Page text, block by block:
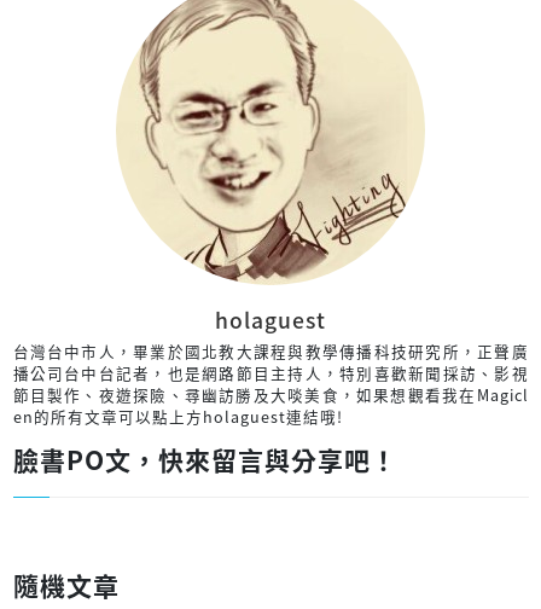
holaguest
台灣台中市人，畢業於國北教大課程與教學傳播科技研究所，正聲廣
播公司台中台記者，也是網路節目主持人，特別喜歡新聞採訪、影視
節目製作、夜遊探險、尋幽訪勝及大啖美食，如果想觀看我在Magicl
en的所有文章可以點上方holaguest連結哦!
臉書PO文，快來留言與分享吧！
隨機文章